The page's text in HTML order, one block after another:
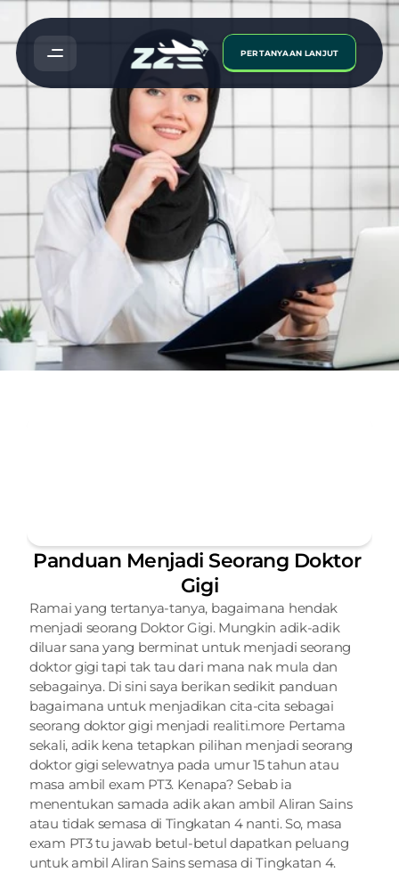
PERTANYAAN LANJUT
Panduan Menjadi Seorang Doktor
Gigi
Panduan Menjadi Seorang Doktor
Gigi
Ramai yang tertanya-tanya, bagaimana hendak
menjadi seorang Doktor Gigi. Mungkin adik-adik
diluar sana yang berminat untuk menjadi seorang
doktor gigi tapi tak tau dari mana nak mula dan
sebagainya. Di sini saya berikan sedikit panduan
bagaimana untuk menjadikan cita-cita sebagai
seorang doktor gigi menjadi realiti.more Pertama
sekali, adik kena tetapkan pilihan menjadi seorang
doktor gigi selewatnya pada umur 15 tahun atau
masa ambil exam PT3. Kenapa? Sebab ia
menentukan samada adik akan ambil Aliran Sains
atau tidak semasa di Tingkatan 4 nanti. So, masa
exam PT3 tu jawab betul-betul dapatkan peluang
untuk ambil Aliran Sains semasa di Tingkatan 4.